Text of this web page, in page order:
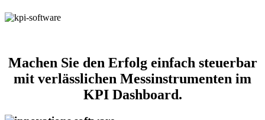
Machen Sie den Erfolg einfach steuerbar
mit verlässlichen Messinstrumenten im
KPI Dashboard.